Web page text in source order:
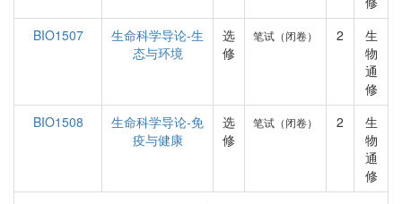
BIO1507
生命科学导论-生
态与环境
选
修
笔试（闭卷） 2
生
物
通
修
BIO1508
生命科学导论-免
疫与健康
选
修
笔试（闭卷） 2
生
物
通
修